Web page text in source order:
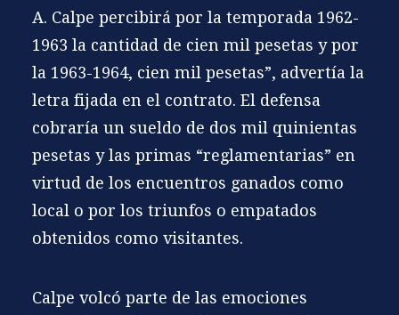
A. Calpe percibirá por la temporada 1962-
1963 la cantidad de cien mil pesetas y por
la 1963-1964, cien mil pesetas”, advertía la
letra fijada en el contrato. El defensa
cobraría un sueldo de dos mil quinientas
pesetas y las primas “reglamentarias” en
virtud de los encuentros ganados como
local o por los triunfos o empatados
obtenidos como visitantes.
Calpe volcó parte de las emociones